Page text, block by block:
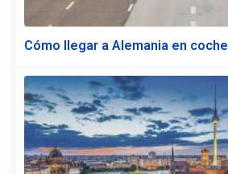
Cómo llegar a Alemania en coche